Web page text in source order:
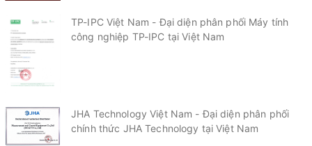
TP-IPC Việt Nam - Đại diện phân phối Máy tính
công nghiệp TP-IPC tại Việt Nam
JHA Technology Việt Nam - Đại diện phân phối
chính thức JHA Technology tại Việt Nam